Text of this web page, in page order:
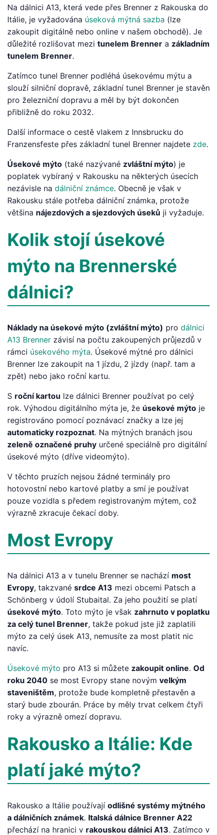
Na dálnici A13, která vede přes Brenner z Rakouska do
Itálie, je vyžadována úseková mýtná sazba (lze
zakoupit digitálně nebo online v našem obchodě). Je
důležité rozlišovat mezi tunelem Brenner a základním
tunelem Brenner.
Zatímco tunel Brenner podléhá úsekovému mýtu a
slouží silniční dopravě, základní tunel Brenner je stavěn
pro železniční dopravu a měl by být dokončen
přibližně do roku 2032.
Další informace o cestě vlakem z Innsbrucku do
Franzensfeste přes základní tunel Brenner najdete zde.
Úsekové mýto (také nazývané zvláštní mýto) je
poplatek vybíraný v Rakousku na některých úsecích
nezávisle na dálniční známce. Obecně je však v
Rakousku stále potřeba dálniční známka, protože
většina nájezdových a sjezdových úseků ji vyžaduje.
Kolik stojí úsekové
mýto na Brennerské
dálnici?
Náklady na úsekové mýto (zvláštní mýto) pro dálnici
A13 Brenner závisí na počtu zakoupených průjezdů v
rámci úsekového mýta. Úsekové mýtné pro dálnici
Brenner lze zakoupit na 1 jízdu, 2 jízdy (např. tam a
zpět) nebo jako roční kartu.
S roční kartou lze dálnici Brenner používat po celý
rok. Výhodou digitálního mýta je, že úsekové mýto je
registrováno pomocí poznávací značky a lze jej
automaticky rozpoznat. Na mýtných branách jsou
zeleně označené pruhy určené speciálně pro digitální
úsekové mýto (dříve videomýto).
V těchto pruzích nejsou žádné terminály pro
hotovostní nebo kartové platby a smí je používat
pouze vozidla s předem registrovaným mýtem, což
výrazně zkracuje čekací doby.
Most Evropy
Na dálnici A13 a v tunelu Brenner se nachází most
Evropy, takzvané srdce A13 mezi obcemi Patsch a
Schönberg v údolí Stubaital. Za jeho použití se platí
úsekové mýto. Toto mýto je však zahrnuto v poplatku
za celý tunel Brenner, takže pokud jste již zaplatili
mýto za celý úsek A13, nemusíte za most platit nic
navíc.
Úsekové mýto pro A13 si můžete zakoupit online. Od
roku 2040 se most Evropy stane novým velkým
staveništěm, protože bude kompletně přestavěn a
starý bude zbourán. Práce by měly trvat celkem čtyři
roky a výrazně omezí dopravu.
Rakousko a Itálie: Kde
platí jaké mýto?
Rakousko a Itálie používají odlišné systémy mýtného
a dálničních známek. Italská dálnice Brenner A22
přechází na hranici v rakouskou dálnici A13. Zatímco v